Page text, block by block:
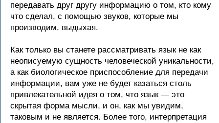
передавать друг другу информацию о том, кто кому
что сделал, с помощью звуков, которые мы
производим, выдыхая.
Как только вы станете рассматривать язык не как
неописуемую сущность человеческой уникальности,
а как биологическое приспособление для передачи
информации, вам уже не будет казаться столь
привлекательной идея о том, что язык — это
скрытая форма мысли, и он, как мы увидим,
таковым и не является. Более того, интерпретация